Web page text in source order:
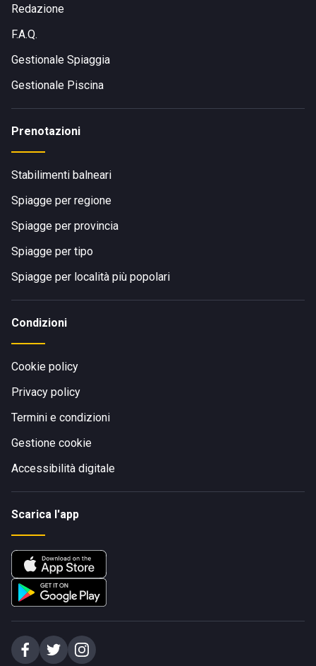
Redazione
F.A.Q.
Gestionale Spiaggia
Gestionale Piscina
Prenotazioni
Stabilimenti balneari
Spiagge per regione
Spiagge per provincia
Spiagge per tipo
Spiagge per località più popolari
Condizioni
Cookie policy
Privacy policy
Termini e condizioni
Gestione cookie
Accessibilità digitale
Scarica l'app